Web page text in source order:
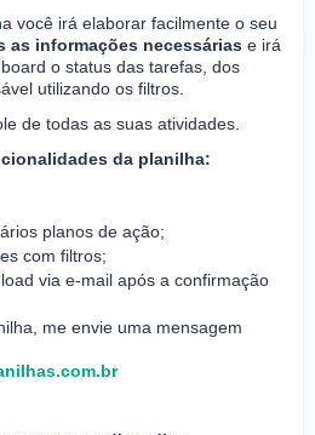
você irá elaborar facilmente o seu
as informações necessárias e irá
o status das tarefas, dos
utilizando os filtros.
de todas as suas atividades.
da planilha:
planos de ação;
com filtros;
via e-mail após a confirmação
me envie uma mensagem